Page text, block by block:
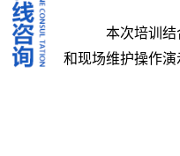
本次培训
和现场维护操作演